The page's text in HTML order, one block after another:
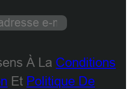
À La Conditions
Et Politique De